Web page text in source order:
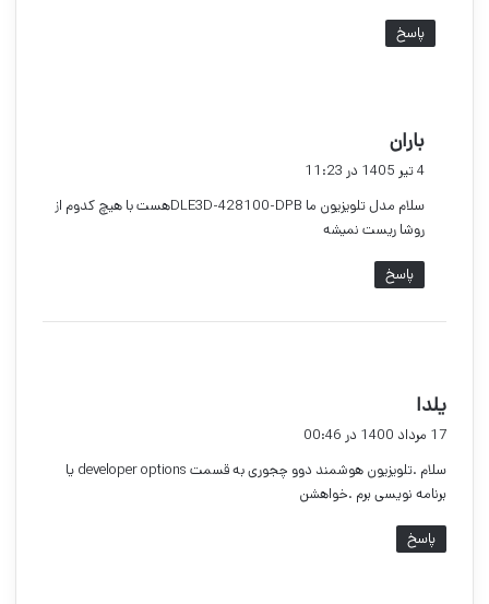
پاسخ
باران
ف
:
4 تیر 1405 در 11:23
سلام مدل تلویزیون ما DLE3D-428100-DPBهست با هیچ کدوم از
روشا ریست نمیشه
پاسخ
یلدا
ت
:
17 مرداد 1400 در 00:46
سلام .تلویزیون هوشمند دوو چجوری به قسمت developer options یا
برنامه نویسی برم .خواهشن
پاسخ